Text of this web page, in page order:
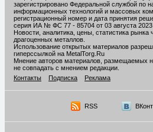
зарегистрировано Федеральной службой по
информационных технологий и массовых
регистрационный номер и дата принятия
серия ИА № ФС 77 - 85704 от 03 августа 2023
Новости, аналитика, цены, статистика рынка
драгоценных металлов.
Использование открытых материалов
гиперссылкой на MetalTorg.Ru
Мнение авторов материалов, размещаемых
не совпадать с мнением редакции.
Контакты
Подписка Реклама
RSS